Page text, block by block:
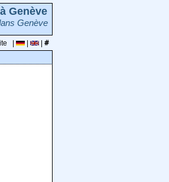
Genève
Genève